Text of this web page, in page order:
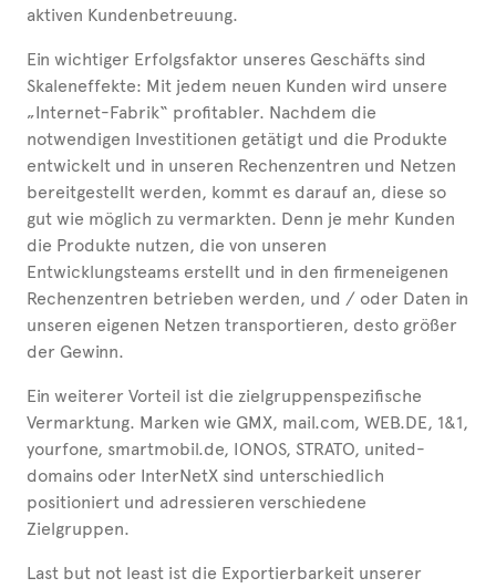
aktiven Kundenbetreuung.
Ein wichtiger Erfolgsfaktor unseres Geschäfts sind
Skaleneffekte: Mit jedem neuen Kunden wird unsere
„Internet-Fabrik“ profitabler. Nachdem die
notwendigen Investitionen getätigt und die Produkte
entwickelt und in unseren Rechenzentren und Netzen
bereitgestellt werden, kommt es darauf an, diese so
gut wie möglich zu vermarkten. Denn je mehr Kunden
die Produkte nutzen, die von unseren
Entwicklungsteams erstellt und in den firmeneigenen
Rechenzentren betrieben werden, und / oder Daten in
unseren eigenen Netzen transportieren, desto größer
der Gewinn.
Ein weiterer Vorteil ist die zielgruppenspezifische
Vermarktung. Marken wie GMX, mail.com, WEB.DE, 1&1,
yourfone, smartmobil.de, IONOS, STRATO, united-
domains oder InterNetX sind unterschiedlich
positioniert und adressieren verschiedene
Zielgruppen.
Last but not least ist die Exportierbarkeit unserer